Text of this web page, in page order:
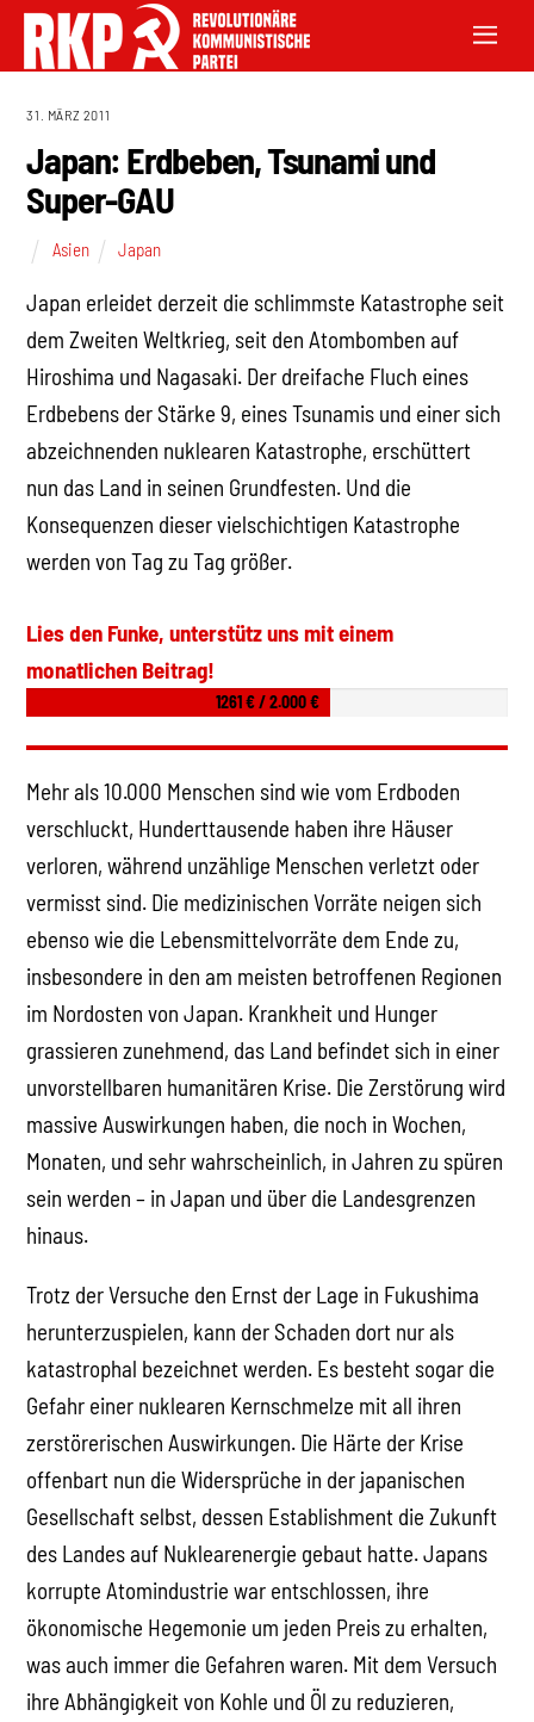
31. MÄRZ 2011
Japan: Erdbeben, Tsunami und
Super-GAU
Asien Japan
Japan erleidet derzeit die schlimmste Katastrophe seit
dem Zweiten Weltkrieg, seit den Atombomben auf
Hiroshima und Nagasaki. Der dreifache Fluch eines
Erdbebens der Stärke 9, eines Tsunamis und einer sich
abzeichnenden nuklearen Katastrophe, erschüttert
nun das Land in seinen Grundfesten. Und die
Konsequenzen dieser vielschichtigen Katastrophe
werden von Tag zu Tag größer.
Lies den Funke, unterstütz uns mit einem
monatlichen Beitrag!
1261 € / 2.000 €
Mehr als 10.000 Menschen sind wie vom Erdboden
verschluckt, Hunderttausende haben ihre Häuser
verloren, während unzählige Menschen verletzt oder
vermisst sind. Die medizinischen Vorräte neigen sich
ebenso wie die Lebensmittelvorräte dem Ende zu,
insbesondere in den am meisten betroffenen Regionen
im Nordosten von Japan. Krankheit und Hunger
grassieren zunehmend, das Land befindet sich in einer
unvorstellbaren humanitären Krise. Die Zerstörung wird
massive Auswirkungen haben, die noch in Wochen,
Monaten, und sehr wahrscheinlich, in Jahren zu spüren
sein werden – in Japan und über die Landesgrenzen
hinaus.
Trotz der Versuche den Ernst der Lage in Fukushima
herunterzuspielen, kann der Schaden dort nur als
katastrophal bezeichnet werden. Es besteht sogar die
Gefahr einer nuklearen Kernschmelze mit all ihren
zerstörerischen Auswirkungen. Die Härte der Krise
offenbart nun die Widersprüche in der japanischen
Gesellschaft selbst, dessen Establishment die Zukunft
des Landes auf Nuklearenergie gebaut hatte. Japans
korrupte Atomindustrie war entschlossen, ihre
ökonomische Hegemonie um jeden Preis zu erhalten,
was auch immer die Gefahren waren. Mit dem Versuch
ihre Abhängigkeit von Kohle und Öl zu reduzieren,